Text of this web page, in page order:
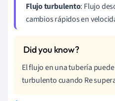
Flujo turbulento: Flujo
cambios rápidos en
El flujo en una tubería
turbulento cuando Re